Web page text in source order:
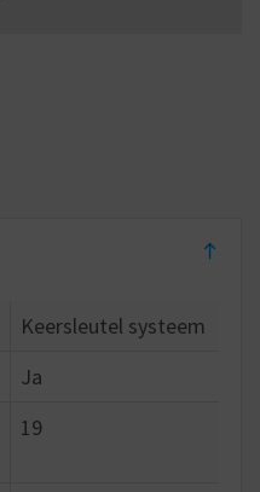
Keersleutel systeem
Ja
19